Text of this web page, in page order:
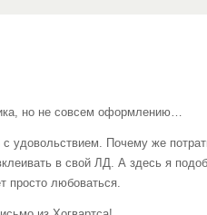
но не совсем оформлению…
удовольствием. Почему же
в свой ЛД. А здесь я
просто любоваться.